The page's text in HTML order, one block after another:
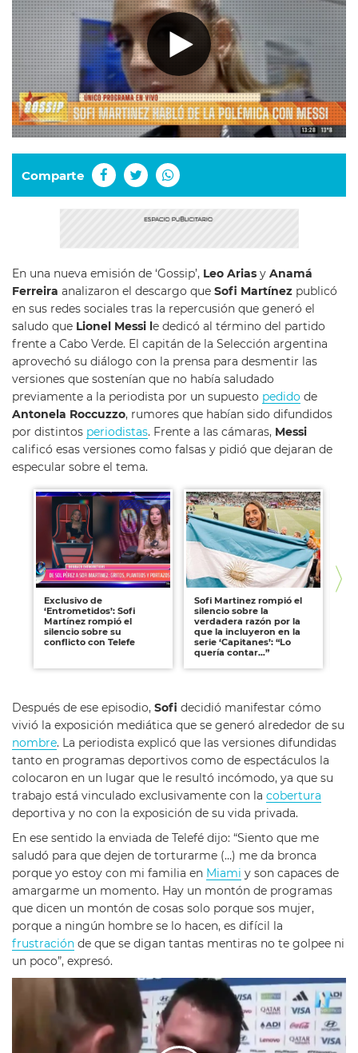
Comparte
En una nueva emisión de ‘Gossip’, Leo Arias y Anamá
Ferreira analizaron el descargo que Sofi Martínez publicó
en sus redes sociales tras la repercusión que generó el
saludo que Lionel Messi l e dedicó al término del partido
frente a Cabo Verde. El capitán de la Selección argentina
aprovechó su diálogo con la prensa para desmentir las
versiones que sostenían que no había saludado
previamente a la periodista por un supuesto pedido de
Antonela Roccuzzo, rumores que habían sido difundidos
por distintos periodistas. Frente a las cámaras, Messi
calificó esas versiones como falsas y pidió que dejaran de
especular sobre el tema.
Exclusivo de
‘Entrometidos’: Sofi
Martínez rompió el
silencio sobre su
conflicto con Telefe
Sofi Martinez rompió el
silencio sobre la
verdadera razón por la
que la incluyeron en la
serie ‘Capitanes’: “Lo
quería contar…”
Después de ese episodio, Sofi decidió manifestar cómo
vivió la exposición mediática que se generó alrededor de su
nombre. La periodista explicó que las versiones difundidas
tanto en programas deportivos como de espectáculos la
colocaron en un lugar que le resultó incómodo, ya que su
trabajo está vinculado exclusivamente con la cobertura
deportiva y no con la exposición de su vida privada.
En ese sentido la enviada de Telefé dijo: “Siento que me
saludó para que dejen de torturarme (…) me da bronca
porque yo estoy con mi familia en Miami y son capaces de
amargarme un momento. Hay un montón de programas
que dicen un montón de cosas solo porque sos mujer,
porque a ningún hombre se lo hacen, es difícil la
frustración de que se digan tantas mentiras no te golpee ni
un poco”, expresó.